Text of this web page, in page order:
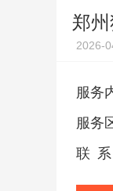
郑
2026-
服务
服务
联